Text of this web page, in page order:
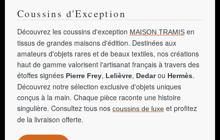
Coussins d'Exception
Découvrez les coussins d'exception MAISON TRAMIS en
tissus de grandes maisons d'édition. Destinées aux
amateurs d'objets rares et de beaux textiles, nos créations
haut de gamme valorisent l'artisanat français à travers des
étoffes signées Pierre Frey, Lelièvre, Dedarou Hermès.
Découvrez notre sélection exclusive d'objets uniques
conçus à la main. Chaque pièce raconte une histoire
singulière. Consultez tous nos coussins de luxe et profitez
de la livraison offerte.